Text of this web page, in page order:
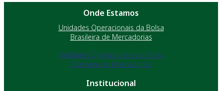
Onde Estamos
Unidades Operacionais da Bolsa
Brasileira de Mercadorias
Unidades Operacionais da Bolsa
Brasileira de Mercadorias
Institucional